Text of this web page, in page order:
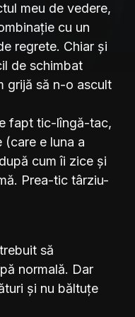
meu de vedere,
cu un
regrete. Chiar și
de schimbat
grijă să n-o ascult
fapt tic-lîngă-tac,
(care e luna a
cum îi zice și
Prea-tic târziu-
să
normală. Dar
și nu băltuțe